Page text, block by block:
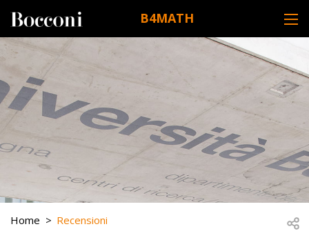
B4MATH
DESK NAVIGATION
BREADCRUMB
Home Recensioni